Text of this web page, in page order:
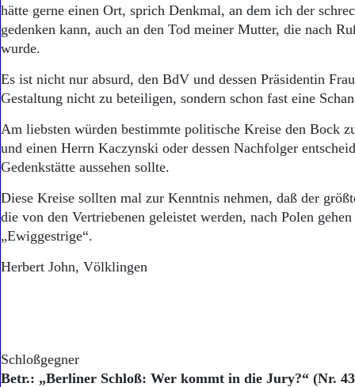
hätte gerne einen Ort, sprich Denkmal, an dem ich der
gedenken kann, auch an den Tod meiner Mutter, die nach
wurde.
Es ist nicht nur absurd, den BdV und dessen Präsidentin
Gestaltung nicht zu beteiligen, sondern schon fast eine
Am liebsten würden bestimmte politische Kreise den Bock
und einen Herrn Kaczynski oder dessen Nachfolger
Gedenkstätte aussehen sollte.
Diese Kreise sollten mal zur Kenntnis nehmen, daß der
die von den Vertriebenen geleistet werden, nach Polen
„Ewiggestrige“.
Herbert John, Völklingen
Schloßgegner
Betr.: „Berliner Schloß: Wer kommt in die Jury?“ (Nr.